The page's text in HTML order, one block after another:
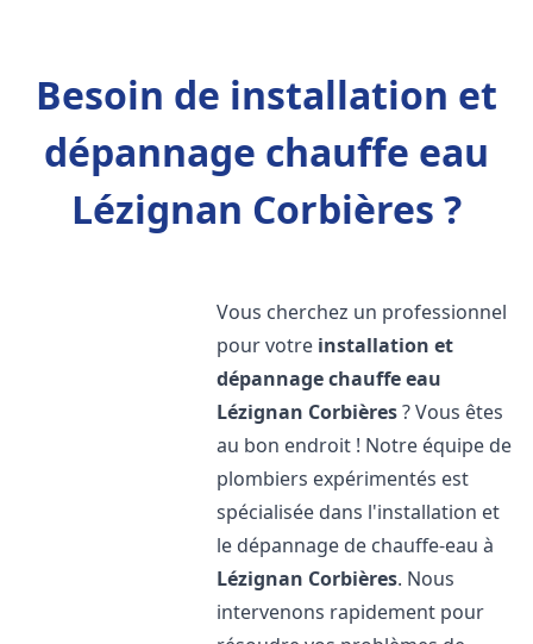
Besoin de installation et
dépannage chauffe eau
Lézignan Corbières ?
Vous cherchez un professionnel
pour votre installation et
dépannage chauffe eau
Lézignan Corbières? Vous êtes
au bon endroit ! Notre équipe de
plombiers expérimentés est
spécialisée dans l'installation et
le dépannage de chauffe-eau à
Lézignan Corbières. Nous
intervenons rapidement pour